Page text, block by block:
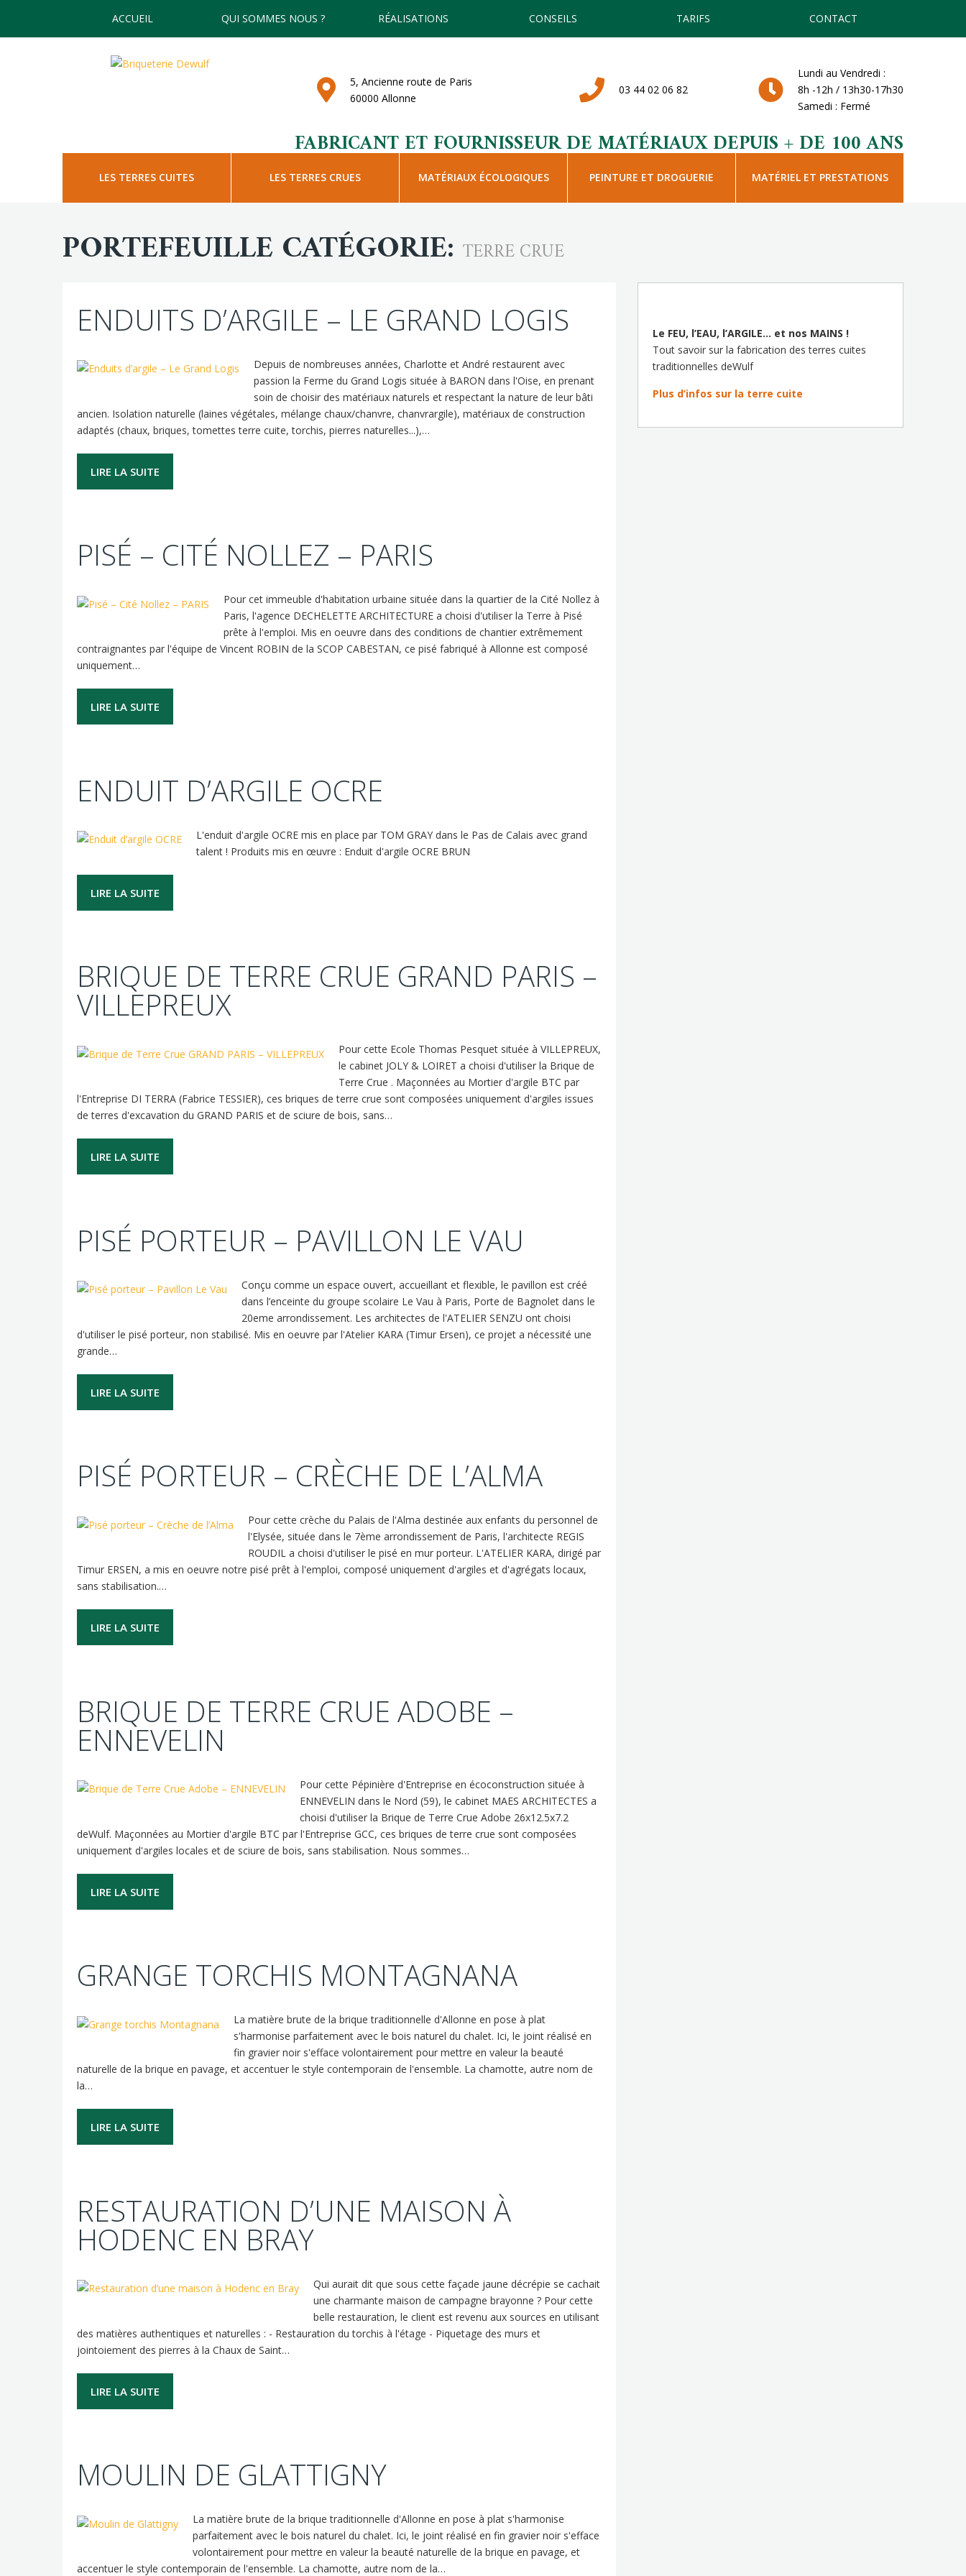
ACCUEIL QUI SOMMES NOUS ? RÉALISATIONS CONSEILS TARIFS CONTACT
5, Ancienne route de Paris
60000 Allonne
03 44 02 06 82
Lundi au Vendredi :
8h -12h / 13h30-17h30
Samedi : Fermé
FABRICANT ET FOURNISSEUR DE MATÉRIAUX DEPUIS + DE 100 ANS
LES TERRES CUITES LES TERRES CRUES MATÉRIAUX ÉCOLOGIQUES PEINTURE ET DROGUERIE MATÉRIEL ET PRESTATIONS
PORTEFEUILLE CATÉGORIE: TERRE CRUE
ENDUITS D’ARGILE – LE GRAND LOGIS
Depuis de nombreuses années, Charlotte et André restaurent avec
passion la Ferme du Grand Logis située à BARON dans l'Oise, en prenant
soin de choisir des matériaux naturels et respectant la nature de leur bâti
ancien. Isolation naturelle (laines végétales, mélange chaux/chanvre, chanvrargile), matériaux de construction
adaptés (chaux, briques, tomettes terre cuite, torchis, pierres naturelles...),…
LIRE LA SUITE
PISÉ – CITÉ NOLLEZ – PARIS
Pour cet immeuble d'habitation urbaine située dans la quartier de la Cité Nollez à
Paris, l'agence DECHELETTE ARCHITECTURE a choisi d'utiliser la Terre à Pisé
prête à l'emploi. Mis en oeuvre dans des conditions de chantier extrêmement
contraignantes par l'équipe de Vincent ROBIN de la SCOP CABESTAN, ce pisé fabriqué à Allonne est composé
uniquement…
LIRE LA SUITE
ENDUIT D’ARGILE OCRE
L'enduit d'argile OCRE mis en place par TOM GRAY dans le Pas de Calais avec grand
talent ! Produits mis en œuvre : Enduit d'argile OCRE BRUN
LIRE LA SUITE
BRIQUE DE TERRE CRUE GRAND PARIS –
VILLEPREUX
Pour cette Ecole Thomas Pesquet située à VILLEPREUX,
le cabinet JOLY & LOIRET a choisi d'utiliser la Brique de
Terre Crue . Maçonnées au Mortier d'argile BTC par
l'Entreprise DI TERRA (Fabrice TESSIER), ces briques de terre crue sont composées uniquement d'argiles issues
de terres d'excavation du GRAND PARIS et de sciure de bois, sans…
LIRE LA SUITE
PISÉ PORTEUR – PAVILLON LE VAU
Conçu comme un espace ouvert, accueillant et flexible, le pavillon est créé
dans l’enceinte du groupe scolaire Le Vau à Paris, Porte de Bagnolet dans le
20eme arrondissement. Les architectes de l'ATELIER SENZU ont choisi
d'utiliser le pisé porteur, non stabilisé. Mis en oeuvre par l'Atelier KARA (Timur Ersen), ce projet a nécessité une
grande…
LIRE LA SUITE
PISÉ PORTEUR – CRÈCHE DE L’ALMA
Pour cette crèche du Palais de l'Alma destinée aux enfants du personnel de
l'Elysée, située dans le 7ème arrondissement de Paris, l'architecte REGIS
ROUDIL a choisi d'utiliser le pisé en mur porteur. L'ATELIER KARA, dirigé par
Timur ERSEN, a mis en oeuvre notre pisé prêt à l'emploi, composé uniquement d'argiles et d'agrégats locaux,
sans stabilisation.…
LIRE LA SUITE
BRIQUE DE TERRE CRUE ADOBE –
ENNEVELIN
Pour cette Pépinière d'Entreprise en écoconstruction située à
ENNEVELIN dans le Nord (59), le cabinet MAES ARCHITECTES a
choisi d'utiliser la Brique de Terre Crue Adobe 26x12.5x7.2
deWulf. Maçonnées au Mortier d'argile BTC par l'Entreprise GCC, ces briques de terre crue sont composées
uniquement d'argiles locales et de sciure de bois, sans stabilisation. Nous sommes…
LIRE LA SUITE
GRANGE TORCHIS MONTAGNANA
La matière brute de la brique traditionnelle d'Allonne en pose à plat
s'harmonise parfaitement avec le bois naturel du chalet. Ici, le joint réalisé en
fin gravier noir s'efface volontairement pour mettre en valeur la beauté
naturelle de la brique en pavage, et accentuer le style contemporain de l'ensemble. La chamotte, autre nom de
la…
LIRE LA SUITE
RESTAURATION D’UNE MAISON À
HODENC EN BRAY
Qui aurait dit que sous cette façade jaune décrépie se cachait
une charmante maison de campagne brayonne ? Pour cette
belle restauration, le client est revenu aux sources en utilisant
des matières authentiques et naturelles : - Restauration du torchis à l'étage - Piquetage des murs et
jointoiement des pierres à la Chaux de Saint…
LIRE LA SUITE
MOULIN DE GLATTIGNY
La matière brute de la brique traditionnelle d'Allonne en pose à plat s'harmonise
parfaitement avec le bois naturel du chalet. Ici, le joint réalisé en fin gravier noir s'efface
volontairement pour mettre en valeur la beauté naturelle de la brique en pavage, et
accentuer le style contemporain de l'ensemble. La chamotte, autre nom de la…
Le FEU, l’EAU, l’ARGILE… et nos MAINS !
Tout savoir sur la fabrication des terres cuites
traditionnelles deWulf
Plus d’infos sur la terre cuite